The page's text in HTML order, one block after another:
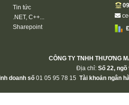
Tin tức
.NET, C++...
Sharepoint
CÔNG TY TNHH THƯƠNG
Địa chỉ: Số 22, ngõ
doanh số 01 05 95 78 15 Tài khoản ngân